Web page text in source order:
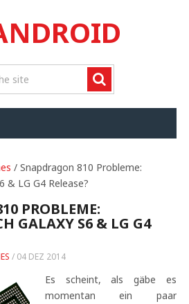
/ Snapdragon 810 Probleme:
& LG G4 Release?
PROBLEME:
GALAXY S6 & LG G4
/ 04 DEZ 2014
Es scheint, als gäbe es
momentan ein paar